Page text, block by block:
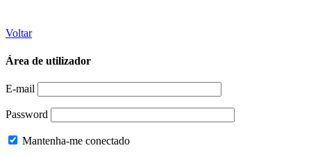
Voltar
Área de utilizador
E-mail
Password
Mantenha-me conectado